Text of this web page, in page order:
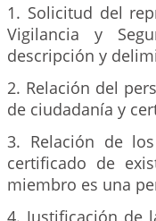
1. Solicitud del
Vigilancia y
descripción y
2. Relación del
de ciudadanía y
3. Relación de
certificado de
miembro es una
4. Justificación de